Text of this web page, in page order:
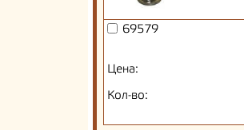
69579
Цена:
Кол-во: